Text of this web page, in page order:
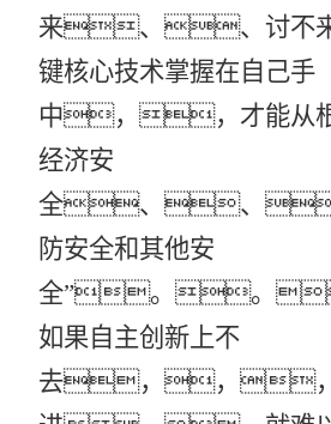
来、、讨不来
键核心技术掌握在自己手
中，，才能从根
经济安
全、、
防安全和其他安
全”。。
如果自主创新上不
去，，，